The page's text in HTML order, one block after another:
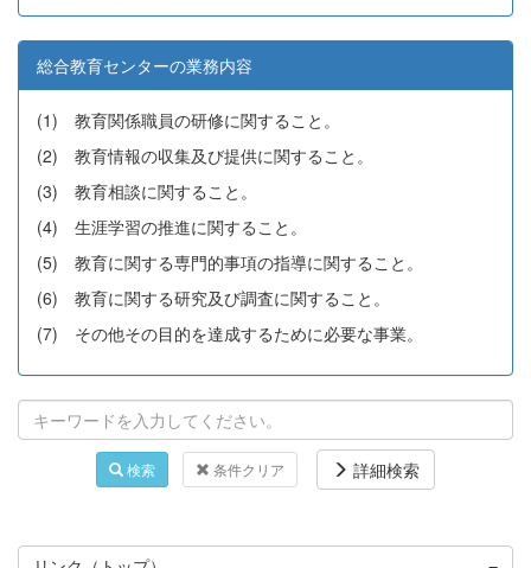
総合教育センターの業務内容
(1) 教育関係職員の研修に関すること。
(2) 教育情報の収集及び提供に関すること。
(3) 教育相談に関すること。
(4) 生涯学習の推進に関すること。
(5) 教育に関する専門的事項の指導に関すること。
(6) 教育に関する研究及び調査に関すること。
(7) その他その目的を達成するために必要な事業。
検索 条件クリア 詳細検索